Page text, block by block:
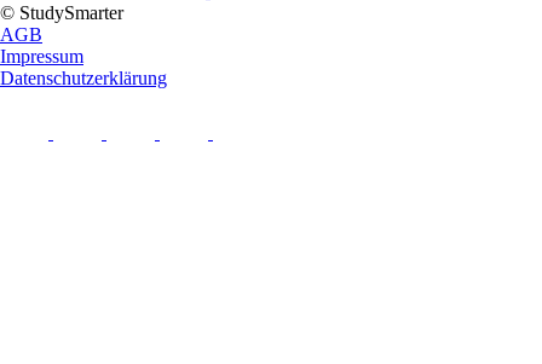
© StudySmarter
AGB
Impressum
Datenschutzerklärung